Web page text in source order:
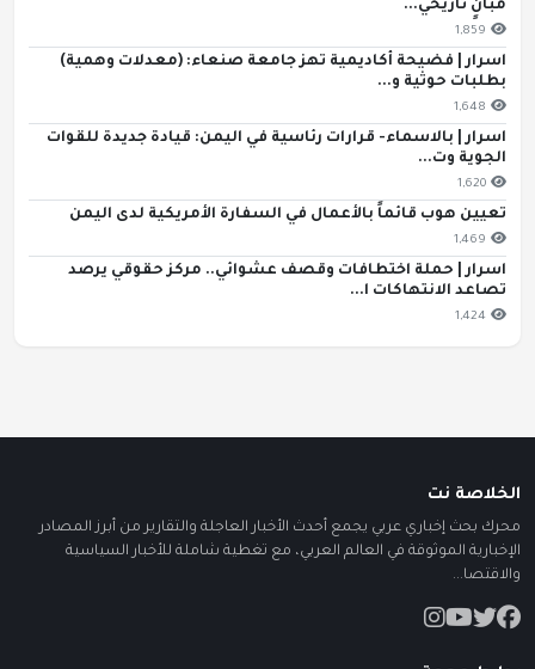
مبانٍ تاريخي...
1,859
اسرار | فضيحة أكاديمية تهز جامعة صنعاء: (معدلات وهمية)
بطلبات حوثية و...
1,648
اسرار | بالاسماء- قرارات رئاسية في اليمن: قيادة جديدة للقوات
الجوية وت...
1,620
تعيين هوب قائماً بالأعمال في السفارة الأمريكية لدى اليمن
1,469
اسرار | حملة اختطافات وقصف عشوائي.. مركز حقوقي يرصد
تصاعد الانتهاكات ا...
1,424
الخلاصة نت
محرك بحث إخباري عربي يجمع أحدث الأخبار العاجلة والتقارير من أبرز المصادر
الإخبارية الموثوقة في العالم العربي، مع تغطية شاملة للأخبار السياسية
والاقتصا...